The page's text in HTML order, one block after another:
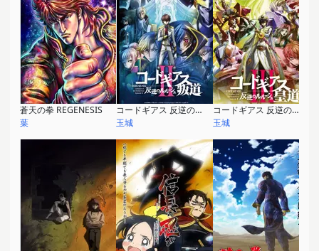
蒼天の拳 REGENESIS
葉
コードギアス 反逆のルルーシュII 叛道
玉城
コードギアス 反逆のルルーシュIII 皇道
玉城